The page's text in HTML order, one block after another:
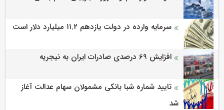
سرمایه وارده در دولت یازدهم ۱۱.۲ میلیارد دلار است
افزایش 69 درصدی صادرات ایران به نیجریه
تایید شماره شبا بانکی مشمولان سهام عدالت آغاز
شد